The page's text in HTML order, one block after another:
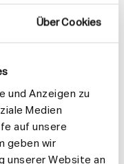
Über Cookies
und Anzeigen zu
Medien
auf unsere
geben wir
unserer Website an